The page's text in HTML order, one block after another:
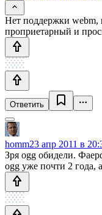
Нет поддержки webm,
проприетарный и
Ответить
homm23 апр 2011 в
Зря ogg обидели.
ogg уже почти 2 года,